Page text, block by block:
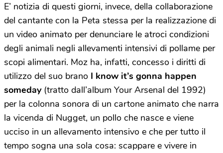
E’ notizia di questi giorni, invece, della collaborazione
del cantante con la Peta stessa per la realizzazione di
un video animato per denunciare le atroci condizioni
degli animali negli allevamenti intensivi di pollame per
scopi alimentari. Moz ha, infatti, concesso i diritti di
utilizzo del suo brano I know it’s gonna happen
someday(tratto dall’album Your Arsenal del 1992)
per la colonna sonora di un cartone animato che narra
la vicenda di Nugget, un pollo che nasce e viene
ucciso in un allevamento intensivo e che per tutto il
tempo sogna una sola cosa: scappare e vivere in